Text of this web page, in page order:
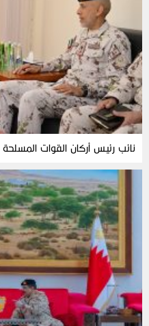
نائب رئيس أركان القوات المسلحة